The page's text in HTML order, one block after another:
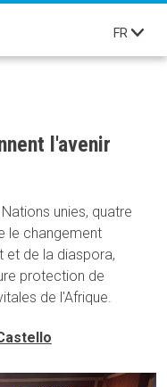
FR
l'avenir
unies, quatre
le changement
et de la diaspora,
protection de
de l'Afrique.